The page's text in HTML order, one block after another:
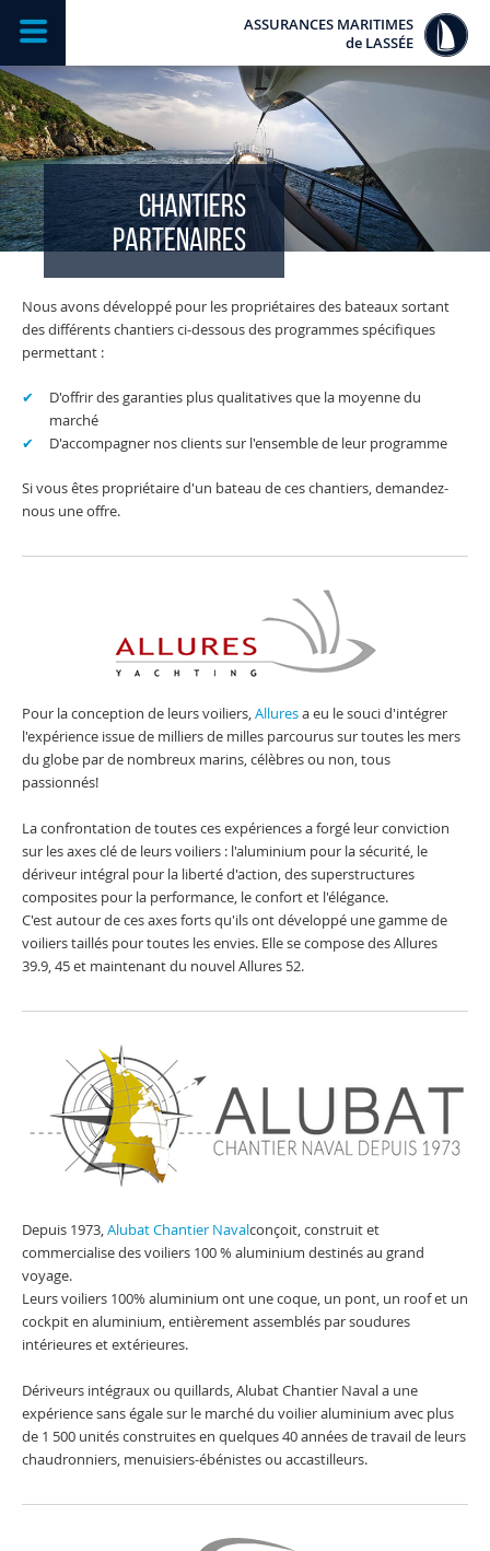
ASSURANCES MARITIMES
de LASSÉE
CHANTIERS
PARTENAIRES
Nous avons développé pour les propriétaires des bateaux sortant
des différents chantiers ci-dessous des programmes spécifiques
permettant :
D'offrir des garanties plus qualitatives que la moyenne du
marché
D'accompagner nos clients sur l'ensemble de leur programme
Si vous êtes propriétaire d'un bateau de ces chantiers, demandez-
nous une offre.
Pour la conception de leurs voiliers,Alluresa eu le souci d'intégrer
l'expérience issue de milliers de milles parcourus sur toutes les mers
du globe par de nombreux marins, célèbres ou non, tous
passionnés!
La confrontation de toutes ces expériences a forgé leur conviction
sur les axes clé de leurs voiliers : l'aluminium pour la sécurité, le
dériveur intégral pour la liberté d'action, des superstructures
composites pour la performance, le confort et l'élégance.
C'est autour de ces axes forts qu'ils ont développé une gamme de
voiliers taillés pour toutes les envies. Elle se compose des Allures
39.9, 45 et maintenant du nouvel Allures 52.
Depuis 1973,Alubat Chantier Navalconçoit, construit et
commercialise des voiliers 100 % aluminium destinés au grand
voyage.
Leurs voiliers 100% aluminium ont une coque, un pont, un roof et un
cockpit en aluminium, entièrement assemblés par soudures
intérieures et extérieures.
Dériveurs intégraux ou quillards, Alubat Chantier Naval a une
expérience sans égale sur le marché du voilier aluminium avec plus
de 1 500 unités construites en quelques 40 années de travail de leurs
chaudronniers, menuisiers-ébénistes ou accastilleurs.